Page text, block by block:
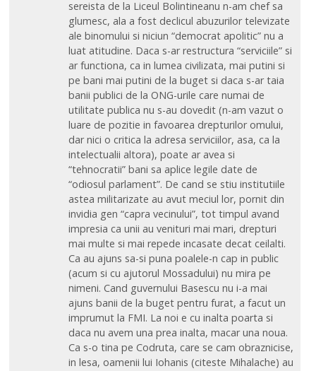
sereista de la Liceul Bolintineanu n-am chef sa
glumesc, ala a fost declicul abuzurilor televizate
ale binomului si niciun “democrat apolitic” nu a
luat atitudine. Daca s-ar restructura “serviciile” si
ar functiona, ca in lumea civilizata, mai putini si
pe bani mai putini de la buget si daca s-ar taia
banii publici de la ONG-urile care numai de
utilitate publica nu s-au dovedit (n-am vazut o
luare de pozitie in favoarea drepturilor omului,
dar nici o critica la adresa serviciilor, asa, ca la
intelectualii altora), poate ar avea si
“tehnocratii” bani sa aplice legile date de
“odiosul parlament”. De cand se stiu institutiile
astea militarizate au avut meciul lor, pornit din
invidia gen “capra vecinului”, tot timpul avand
impresia ca unii au venituri mai mari, drepturi
mai multe si mai repede incasate decat ceilalti.
Ca au ajuns sa-si puna poalele-n cap in public
(acum si cu ajutorul Mossadului) nu mira pe
nimeni. Cand guvernului Basescu nu i-a mai
ajuns banii de la buget pentru furat, a facut un
imprumut la FMI. La noi e cu inalta poarta si
daca nu avem una prea inalta, macar una noua.
Ca s-o tina pe Codruta, care se cam obraznicise,
in lesa, oamenii lui Iohanis (citeste Mihalache) au